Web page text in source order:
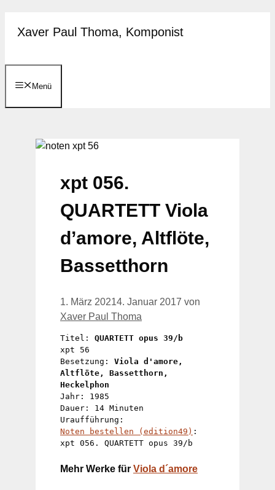
InhaltXaver Paul Thoma, Komponist
Menü
xpt 056.
QUARTETT Viola
d’amore, Altflöte,
Bassetthorn
1. März 20214. Januar 2017 von
Xaver Paul Thoma
Titel: QUARTETT opus 39/b
xpt 56
Besetzung: Viola d'amore,
Altflöte, Bassetthorn,
Heckelphon
Jahr: 1985
Dauer: 14 Minuten
Noten bestellen (edition49) :
xpt 056. QUARTETT opus 39/b
Mehr Werke für Viola d´amore